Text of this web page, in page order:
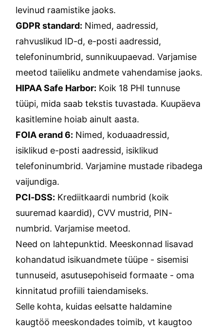
levinud raamistike jaoks.
GDPR standard: Nimed, aadressid,
rahvuslikud ID-d, e-posti aadressid,
telefoninumbrid, sunnikuupaevad. Varjamise
meetod taiieliku andmete vahendamise jaoks.
HIPAA Safe Harbor: Koik 18 PHI tunnuse
tüüpi, mida saab tekstis tuvastada. Kuupäeva
kasitlemine hoiab ainult aasta.
FOIA erand 6: Nimed, koduaadressid,
isiklikud e-posti aadressid, isiklikud
telefoninumbrid. Varjamine mustade ribadega
vaijundiga.
PCI-DSS: Krediitkaardi numbrid (koik
suuremad kaardid), CVV mustrid, PIN-
numbrid. Varjamise meetod.
Need on lahtepunktid. Meeskonnad lisavad
kohandatud isikuandmete tüüpe - sisemisi
tunnuseid, asutusepohiseid formaate - oma
kinnitatud profiili taiendamiseks.
Selle kohta, kuidas eelsatte haldamine
kaugtöö meeskondades toimib, vt kaugtoo